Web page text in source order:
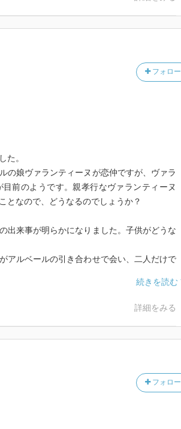
フォロー
た。
の娘ヴァランティーヌが恋仲ですが、ヴァラ
前のようです。親孝行なヴァランティーヌ
となので、どうなるのでしょうか？
出来事が明らかになりました。子供がどうな
アルベールの引き合わせで会い、二人だけで
ーの結婚話が進んでいたようですが、アンド
いきそうな矢先に毒殺事件が発覚しました。
詳細をみる
フォロー